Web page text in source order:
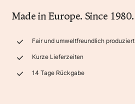
Made in Europe. Since 1980.
Fair und umweltfreundlich produziert
Kurze Lieferzeiten
14 Tage Rückgabe